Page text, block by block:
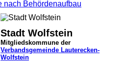
Stadt Wolfstein
Mitgliedskommune der
Verbandsgemeinde Lauterecken-
Wolfstein